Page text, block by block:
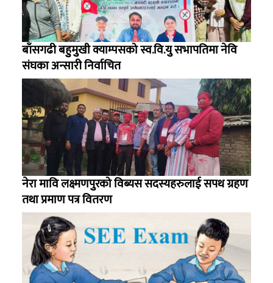
बाँसगढी बहुुमुुखी क्याम्पसको स्व.वि.युु सभापतिमा नेवि
संघका अन्सारी निर्वाचित
नेरा मावि लक्ष्मणपुुरको विब्यस सदस्यहरुलाई सपथ ग्रहण
तथा प्रमाण पत्र वितरण